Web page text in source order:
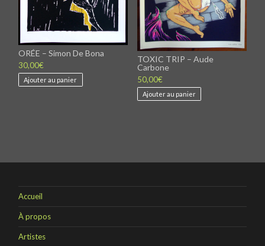
ORÉE – Simon De Bona
30,00€
Ajouter au panier
TOXIC TRIP – Aude
Carbone
50,00€
Ajouter au panier
Accueil
À propos
Artistes